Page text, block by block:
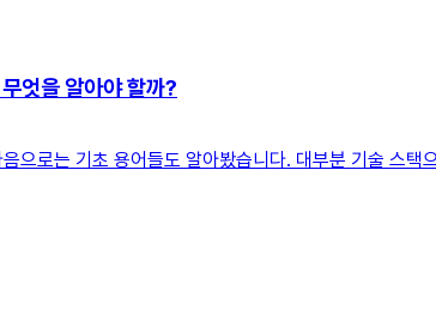
엇을 알아야 할까?
으로는 기초 용어들도 알아봤습니다. 대부분 기술 스